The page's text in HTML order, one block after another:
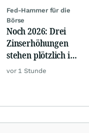
Fed-Hammer für die
Börse
Noch 2026: Drei
Zinserhöhungen
stehen plötzlich im
Raum
vor 1 Stunde